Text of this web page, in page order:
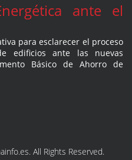
ante el
para esclarecer el proceso
edificios ante las nuevas
Básico de Ahorro de
All Rights Reserved.